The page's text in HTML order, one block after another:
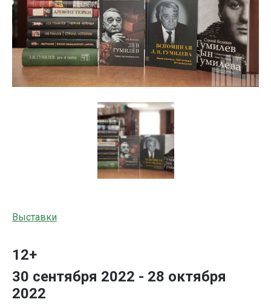
Выставки
12+
30 сентября 2022 - 28 октября
2022